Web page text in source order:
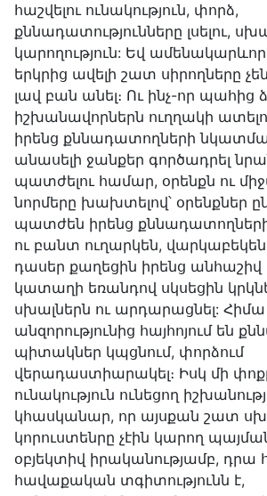
հաշվելու ունակություն, փորձ,
քննադատությունները լսելու,
կարողություն: Եվ
երկրից ավելի շատ սիրողները
լավ բան անել։ Ու ինչ-որ
իշխանավորներն ուղղակի
իրենց քննադատողների
անասելի ջանքեր գործադրել
պատժելու համար, օրենքն ու
նորմերը խախտելով՝ օրենքներ
պատժեն իրենց
ու բանտ ուղարկեն,
դասեր քաղեցին իրենց անհաշիվ
կատաղի եռանդով սկսեցին
սխալներն ու արդարացնել:
անզորությունից հայհոյում են
պիտակներ կպցնում, փորձում
վերադաստիարակել։ Իսկ մի
ունակություն ունեցող
կհասկանար, որ այսքան շատ
կորուստենրը չէին կարող
օբյեկտիվ իրականությամբ, դրա
հավաքական տգիտությունն է,